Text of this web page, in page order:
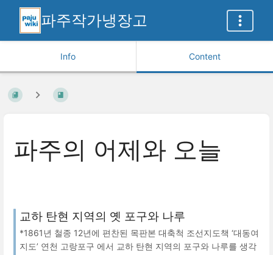
파주작가냉장고
Info Content
파주의 어제와 오늘
교하 탄현 지역의 옛 포구와 나루
*1861년 철종 12년에 편찬된 목판본 대축척 조선지도책 ‘대동여
지도’ 연천 고랑포구 에서 교하 탄현 지역의 포구와 나루를 생각